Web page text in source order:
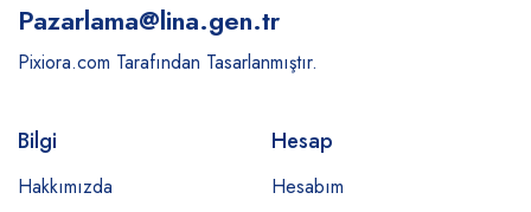
Pazarlama@lina.gen.tr
Pixiora.com Tarafından Tasarlanmıştır.
Bilgi
Hakkımızda
Hesap
Hesabım